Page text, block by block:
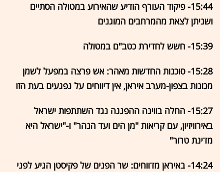
15:44- פיקוד העורף הודיע שהאירוע במטולה הסתיים
ושניתן לצאת מהמרחבים המוגנים
15:39- חשש לחדירת כטב"ם במטולה
15:28- סוכנות החדשות מאהר: אש פרצה במפעל לשמן
מכונות בצפון-מערב איראן, אין דיווחים על נפגעים בעת הזו
15:27- החלה בווינה ההפגנה נגד השתתפות ישראל
באירוויזיון, עם קריאות "מן הים ועד הנהר" ו-"ישראל היא
מדינת טרור"
14:24- באיראן מדווחים: שר הפנים של פקיסטן הגיע לפני